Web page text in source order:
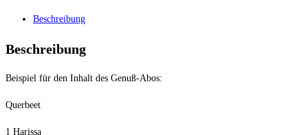
Beschreibung
Beschreibung
Beispiel für den Inhalt des Genuß-Abos:
Querbeet
1 Harissa